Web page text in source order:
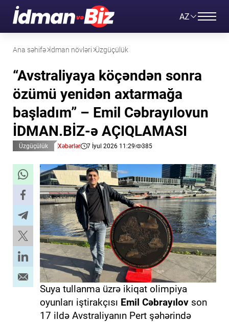
AZ
Ana səhifə İdman növləri Üzgüçülük
“Avstraliyaya köçəndən sonra
özümü yenidən axtarmağa
başladım” – Emil Cəbrayılovun
İDMAN.BİZ-ə AÇIQLAMASI
Üzgüçülük Xəbərlər 7 İyul 2026 11:29 385
Suya tullanma üzrə ikiqat olimpiya
oyunları iştirakçısı Emil Cəbrayılovson
17 ildə Avstraliyanın Pert şəhərində